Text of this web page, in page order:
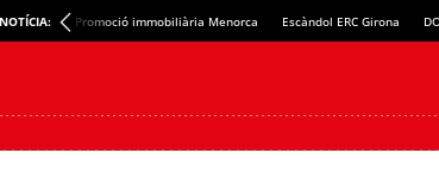
Promoció immobiliària Menorca Escàndol ERC Girona